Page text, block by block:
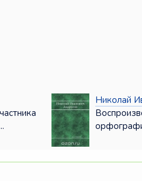
Николай